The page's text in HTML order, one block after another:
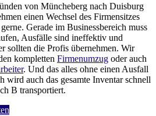
von Müncheberg nach Duisburg
einen Wechsel des Firmensitzes
Gerade im Businessbereich muss
Ausfälle sind ineffektiv und
sollten die Profis übernehmen. Wir
kompletten Firmenumzug oder auch
. Und das alles ohne einen Ausfall
wird auch das gesamte Inventar schnell
B transportiert.